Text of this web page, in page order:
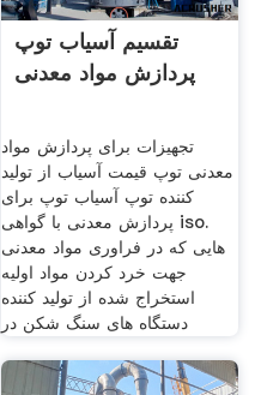
تقسیم آسیاب توپ
پردازش مواد معدنی
تجهیزات برای پردازش مواد
معدنی توپ قیمت آسیاب از تولید
کننده توپ آسیاب توپ برای
پردازش معدنی با گواهی iso.
هایی که در فراوری مواد معدنی
جهت خرد کردن مواد اولیه
استخراج شده از تولید کننده
دستگاه های سنگ شکن در